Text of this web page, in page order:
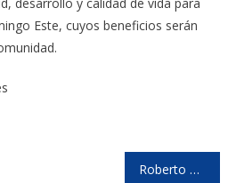
Este, cuyos beneficios serán
Roberto Fulcar demostró ser honesto, no se presto al chantaje y propuesta de negocios del senador ranunciante del PRM, afirma el comunicador y politologo Rafael Linares.​El dirigente comunicador pide desenmascarar públicamente al senador de la provincia Santo Domingo ya que este fue de los enemigos que movieron ficha para hacerlo saltar del cargo